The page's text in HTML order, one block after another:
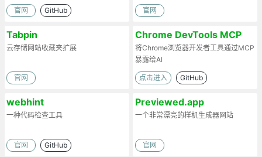
官网 GitHub 官网
Tabpin
云存储网站收藏夹扩展
官网
Chrome DevTools MCP
将Chrome浏览器开发者工具通过MCP
暴露给AI
点击进入 GitHub
webhint
一种代码检查工具
官网 GitHub
Previewed.app
一个非常漂亮的样机生成器网站
官网